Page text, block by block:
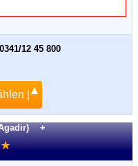
12 45 800
|
+
★